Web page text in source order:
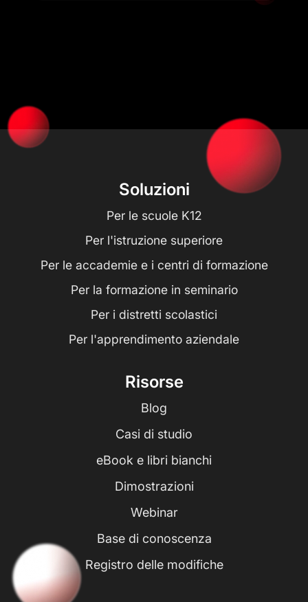
Soluzioni
Per le scuole K12
Per l'istruzione superiore
Per le accademie e i centri di formazione
Per la formazione in seminario
Per i distretti scolastici
Per l'apprendimento aziendale
Risorse
Blog
Casi di studio
eBook e libri bianchi
Dimostrazioni
Webinar
Base di conoscenza
Registro delle modifiche